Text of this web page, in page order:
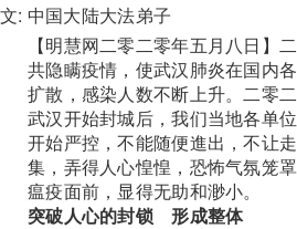
文: 中国大陆大法弟子
【明慧网二零二零年五月八日】
共隐瞒疫情，使武汉肺炎在国内
扩散，感染人数不断上升。二零
武汉开始封城后，我们当地各单
开始严控，不能随便進出，不让
集，弄得人心惶惶，恐怖气氛笼
瘟疫面前，显得无助和渺小。
突破人心的封锁 形成整体